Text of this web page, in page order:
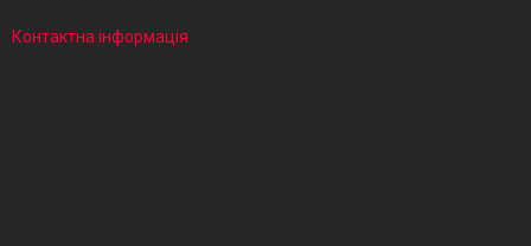
Контактна інформація